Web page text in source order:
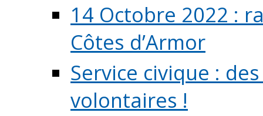
14 Octobre 2022 :
Côtes d’Armor
Service civique :
volontaires !